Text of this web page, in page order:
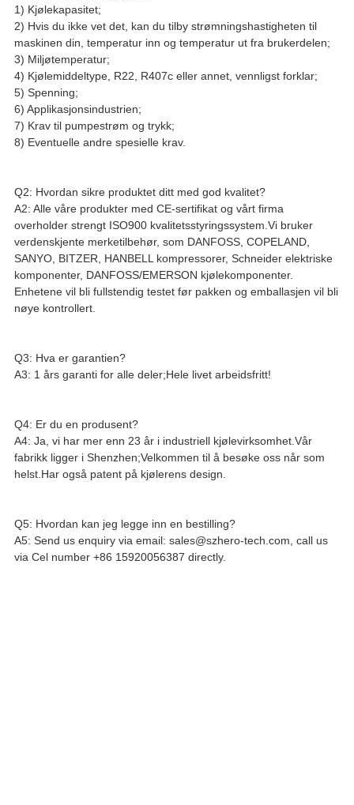
1) Kjølekapasitet;
2) Hvis du ikke vet det, kan du tilby strømningshastigheten til
maskinen din, temperatur inn og temperatur ut fra brukerdelen;
3) Miljøtemperatur;
4) Kjølemiddeltype, R22, R407c eller annet, vennligst forklar;
5) Spenning;
6) Applikasjonsindustrien;
7) Krav til pumpestrøm og trykk;
8) Eventuelle andre spesielle krav.
Q2: Hvordan sikre produktet ditt med god kvalitet?
A2: Alle våre produkter med CE-sertifikat og vårt firma
overholder strengt ISO900 kvalitetsstyringssystem.Vi bruker
verdenskjente merketilbehør, som DANFOSS, COPELAND,
SANYO, BITZER, HANBELL kompressorer, Schneider elektriske
komponenter, DANFOSS/EMERSON kjølekomponenter.
Enhetene vil bli fullstendig testet før pakken og emballasjen vil bli
nøye kontrollert.
Q3: Hva er garantien?
A3: 1 års garanti for alle deler;Hele livet arbeidsfritt!
Q4: Er du en produsent?
A4: Ja, vi har mer enn 23 år i industriell kjølevirksomhet.Vår
fabrikk ligger i Shenzhen;Velkommen til å besøke oss når som
helst.Har også patent på kjølerens design.
Q5: Hvordan kan jeg legge inn en bestilling?
A5: Send us enquiry via email: sales@szhero-tech.com, call us
via Cel number +86 15920056387 directly.